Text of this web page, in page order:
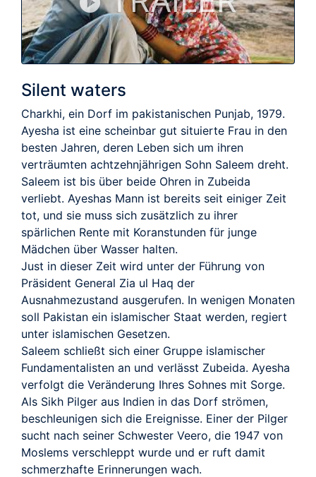
Silent waters
Charkhi, ein Dorf im pakistanischen Punjab, 1979.
Ayesha ist eine scheinbar gut situierte Frau in den
besten Jahren, deren Leben sich um ihren
verträumten achtzehnjährigen Sohn Saleem dreht.
Saleem ist bis über beide Ohren in Zubeida
verliebt. Ayeshas Mann ist bereits seit einiger Zeit
tot, und sie muss sich zusätzlich zu ihrer
spärlichen Rente mit Koranstunden für junge
Mädchen über Wasser halten.
Just in dieser Zeit wird unter der Führung von
Präsident General Zia ul Haq der
Ausnahmezustand ausgerufen. In wenigen Monaten
soll Pakistan ein islamischer Staat werden, regiert
unter islamischen Gesetzen.
Saleem schließt sich einer Gruppe islamischer
Fundamentalisten an und verlässt Zubeida. Ayesha
verfolgt die Veränderung Ihres Sohnes mit Sorge.
Als Sikh Pilger aus Indien in das Dorf strömen,
beschleunigen sich die Ereignisse. Einer der Pilger
sucht nach seiner Schwester Veero, die 1947 von
Moslems verschleppt wurde und er ruft damit
schmerzhafte Erinnerungen wach.